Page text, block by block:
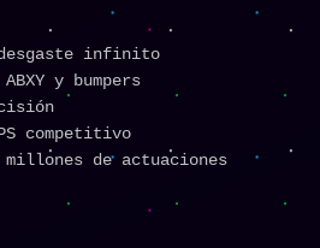
infinito
y bumpers
competitivo
de actuaciones